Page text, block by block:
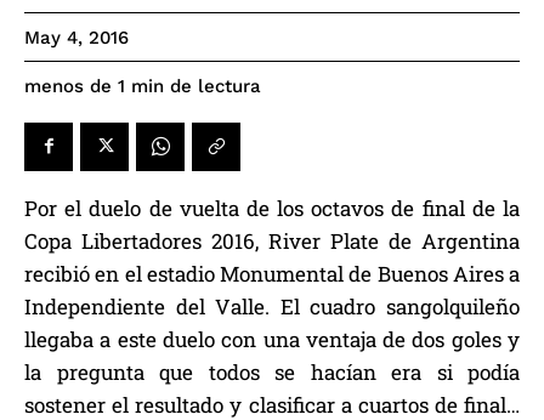
May 4, 2016
menos de 1 min de lectura
Por el duelo de vuelta de los octavos de final de la
Copa Libertadores 2016, River Plate de Argentina
recibió en el estadio Monumental de Buenos Aires a
Independiente del Valle. El cuadro sangolquileño
llegaba a este duelo con una ventaja de dos goles y
la pregunta que todos se hacían era si podía
sostener el resultado y clasificar a cuartos de final…